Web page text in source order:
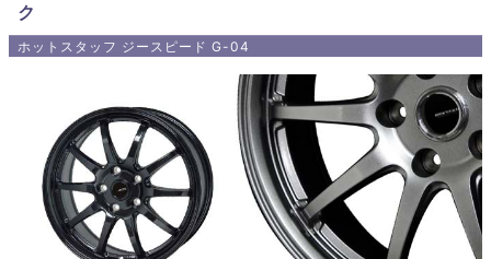
ク
ホットスタッフ ジースピード G-04